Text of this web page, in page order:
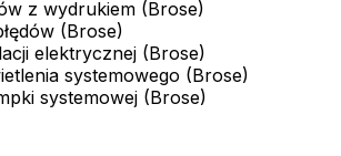
z wydrukiem (Brose)
(Brose)
elektrycznej (Brose)
systemowego (Brose)
systemowej (Brose)